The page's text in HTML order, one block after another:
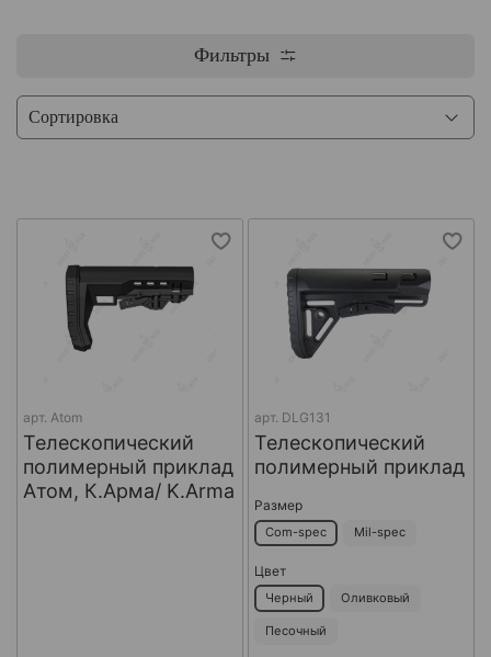
Фильтры
арт. Atom
Телескопический
полимерный приклад
Атом, К.Арма/ K.Arma
арт. DLG131
Телескопический
полимерный приклад
Размер
Com-spec Mil-spec
Цвет
Черный Оливковый
Песочный